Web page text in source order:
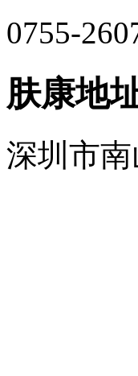
0755-
肤康地
深圳市